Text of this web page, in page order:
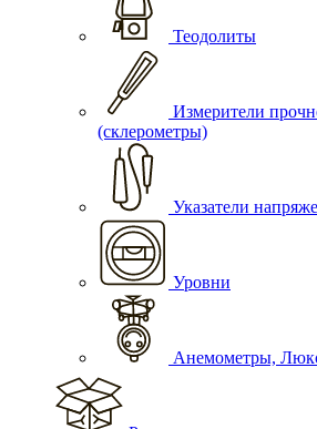
Теодолиты
Измерители
(склерометры)
Указатели
Уровни
Анемометры,